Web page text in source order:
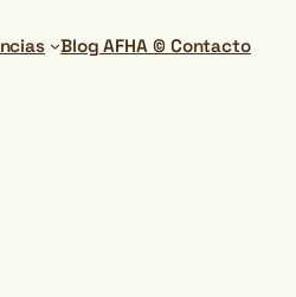
Blog AFHA © Contacto